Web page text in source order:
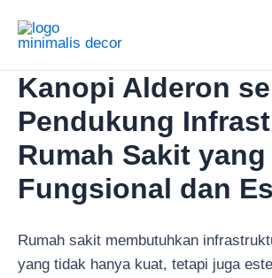
Kanopi Alderon
Pendukung
Rumah Sakit yang
Fungsional dan
Rumah sakit membutuhkan
yang tidak hanya kuat, tetapi juga